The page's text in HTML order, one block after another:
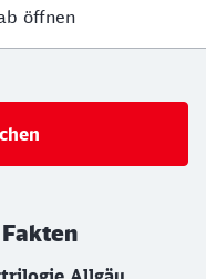
öffnen